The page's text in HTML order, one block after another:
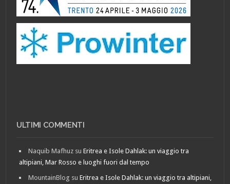
ULTIMI COMMENTI
Naquib Mafhuz suEritrea e Isole Dahlak: un viaggio tra
altipiani, Mar Rosso e luoghi fuori dal tempo
MountainBlog suEritrea e Isole Dahlak: un viaggio tra altipiani,